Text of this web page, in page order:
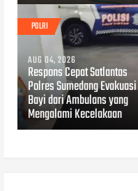
POLRI
AUG 04, 2026
Respons Cepat Satlantas
Polres Sumedang Evakuasi
Bayi dari Ambulans yang
Mengalami Kecelakaan